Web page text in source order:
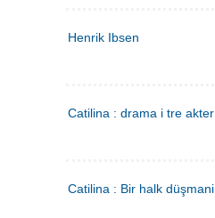
Henrik Ibsen
Catilina : drama i tre akter
Catilina : Bir halk düşmani